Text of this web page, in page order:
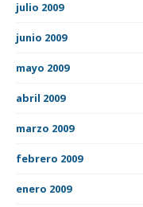
julio 2009
junio 2009
mayo 2009
abril 2009
marzo 2009
febrero 2009
enero 2009